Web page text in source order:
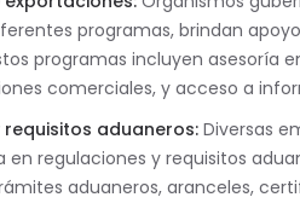
programas, brindan
programas incluyen asesoría
comerciales, y acceso a
aduaneros: Diversas
regulaciones y requisitos
aduaneros, aranceles,